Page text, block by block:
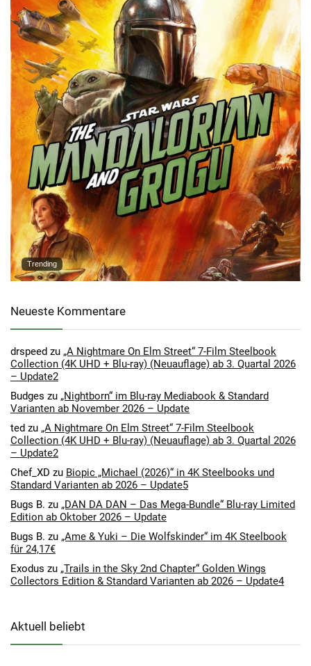
Trending
Neueste Kommentare
drspeed zu „A Nightmare On Elm Street“ 7-Film Steelbook
Collection (4K UHD + Blu-ray) (Neuauflage) ab 3. Quartal 2026
– Update2
Budges zu „Nightborn“ im Blu-ray Mediabook & Standard
Varianten ab November 2026 – Update
ted zu „A Nightmare On Elm Street“ 7-Film Steelbook
Collection (4K UHD + Blu-ray) (Neuauflage) ab 3. Quartal 2026
– Update2
Chef_XD zu Biopic „Michael (2026)“ in 4K Steelbooks und
Standard Varianten ab 2026 – Update5
Bugs B. zu „DAN DA DAN – Das Mega-Bundle“ Blu-ray Limited
Edition ab Oktober 2026 – Update
Bugs B. zu „Ame & Yuki – Die Wolfskinder“ im 4K Steelbook
für 24,17€
Exodus zu „Trails in the Sky 2nd Chapter“ Golden Wings
Collectors Edition & Standard Varianten ab 2026 – Update4
Aktuell beliebt